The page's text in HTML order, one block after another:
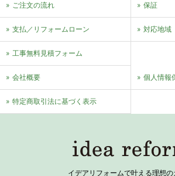
イデアリフォームで叶える理想の
ご注文の流れ 保証
支払／リフォームローン 対応地域
⼯事無料⾒積フォーム
会社概要 個⼈情報
特定商取引法に基づく表⽰